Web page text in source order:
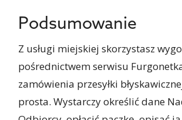
Podsumowanie
Z usługi miejskiej skorzystasz
pośrednictwem serwisu
zamówienia przesyłki
prosta. Wystarczy określić dane